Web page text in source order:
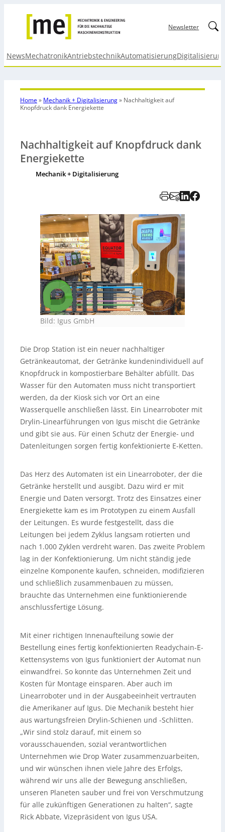
Newsletter
NewsMechatronikAntriebstechnikAutomatisierung
Home» Mechanik + Digitalisierung» Nachhaltigkeit auf
Knopfdruck dank Energiekette
Nachhaltigkeit auf Knopfdruck dank
Energiekette
Mechanik + Digitalisierung
Bild: Igus GmbH
Die Drop Station ist ein neuer nachhaltiger
Getränkeautomat, der Getränke kundenindividuell auf
Knopfdruck in kompostierbare Behälter abfüllt. Das
Wasser für den Automaten muss nicht transportiert
werden, da der Kiosk sich vor Ort an eine
Wasserquelle anschließen lässt. Ein Linearroboter mit
Drylin-Linearführungen von Igus mischt die Getränke
und gibt sie aus. Für einen Schutz der Energie- und
Datenleitungen sorgen fertig konfektionierte E-Ketten.
Das Herz des Automaten ist ein Linearroboter, der die
Getränke herstellt und ausgibt. Dazu wird er mit
Energie und Daten versorgt. Trotz des Einsatzes einer
Energiekette kam es im Prototypen zu einem Ausfall
der Leitungen. Es wurde festgestellt, dass die
Leitungen bei jedem Zyklus langsam rotierten und
nach 1.000 Zyklen verdreht waren. Das zweite Problem
lag in der Konfektionierung. Um nicht ständig jede
einzelne Komponente kaufen, schneiden, modifizieren
und schließlich zusammenbauen zu müssen,
brauchte das Unternehmen eine funktionierende
anschlussfertige Lösung.
Mit einer richtigen Innenaufteilung sowie der
Bestellung eines fertig konfektionierten Readychain-E-
Kettensystems von Igus funktioniert der Automat nun
einwandfrei. So konnte das Unternehmen Zeit und
Kosten für Montage einsparen. Aber auch im
Linearroboter und in der Ausgabeeinheit vertrauten
die Amerikaner auf Igus. Die Mechanik besteht hier
aus wartungsfreien Drylin-Schienen und -Schlitten.
„Wir sind stolz darauf, mit einem so
vorausschauenden, sozial verantwortlichen
Unternehmen wie Drop Water zusammenzuarbeiten,
und wir wünschen ihnen viele Jahre des Erfolgs,
während wir uns alle der Bewegung anschließen,
unseren Planeten sauber und frei von Verschmutzung
für alle zukünftigen Generationen zu halten“, sagte
Rick Abbate, Vizepräsident von Igus USA.